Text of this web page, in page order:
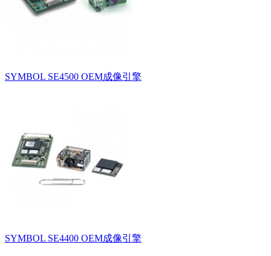
SYMBOL SE4500 OEM成像引擎
SYMBOL SE4400 OEM成像引擎